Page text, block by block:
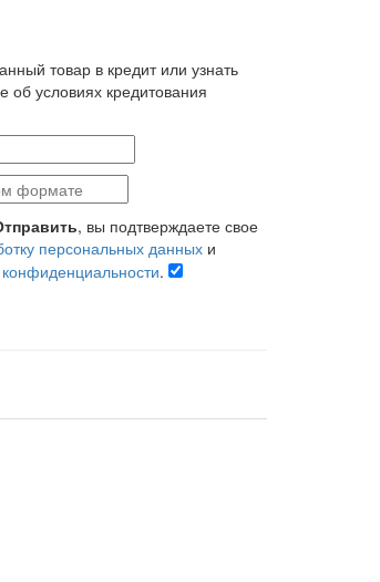
товар в кредит или узнать
об условиях кредитования
, вы подтверждаете свое
персональных данных и
.